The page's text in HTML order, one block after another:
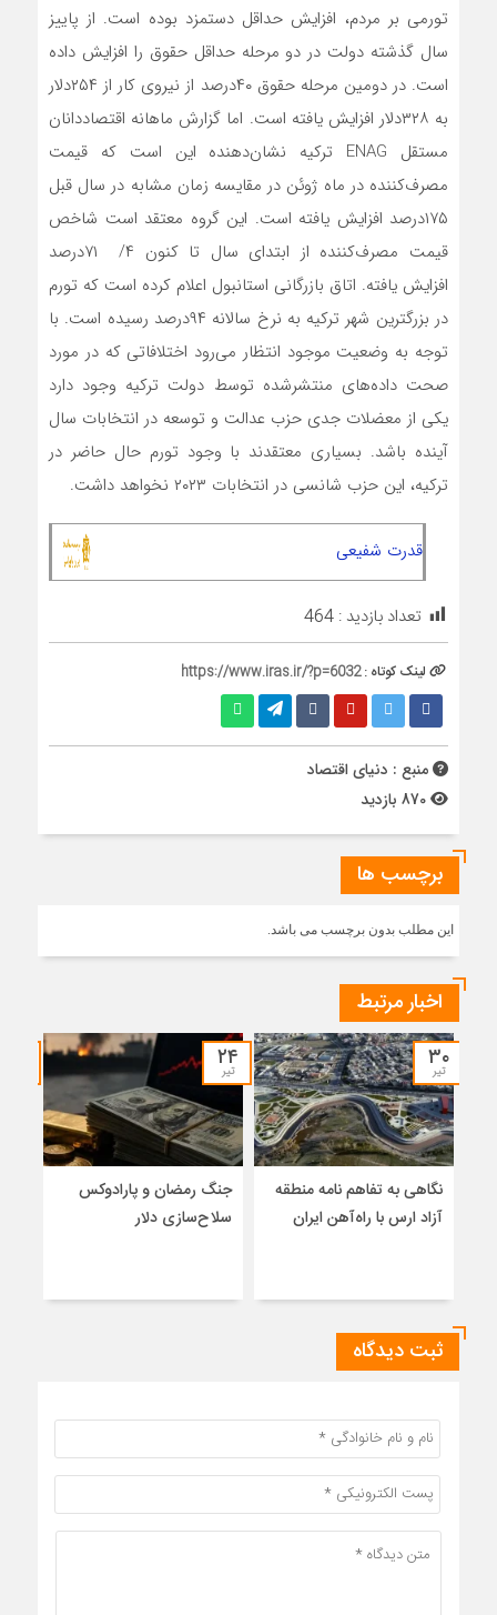
تورمی بر مردم، افزایش حداقل دستمزد بوده است. از پاییز
سال گذشته دولت در دو مرحله حداقل حقوق را افزایش داده
است. در دومین مرحله حقوق ۴۰درصد از نیروی کار از ۲۵۴دلار
به ۳۲۸دلار افزایش یافته است. اما گزارش ماهانه اقتصاددانان
مستقل ENAG ترکیه نشان‌دهنده این است که قیمت
مصرف‌کننده در ماه ژوئن در مقایسه زمان مشابه در سال قبل
۱۷۵درصد افزایش یافته است. این گروه معتقد است شاخص
قیمت مصرف‌کننده از ابتدای سال تا کنون ۴/ ۷۱درصد
افزایش یافته. اتاق بازرگانی استانبول اعلام کرده است که تورم
در بزرگترین شهر ترکیه به نرخ سالانه ۹۴درصد رسیده است. با
توجه به وضعیت موجود انتظار می‌رود اختلافاتی که در مورد
صحت داده‌های منتشر‌شده توسط دولت ترکیه وجود دارد
یکی از معضلات جدی حزب عدالت و توسعه در انتخابات سال
آینده باشد. بسیاری معتقدند با وجود تورم حال حاضر در
ترکیه، این حزب شانسی در انتخابات ۲۰۲۳ نخواهد داشت.
قدرت شفیعی
تعداد بازدید : 464
لینک کوتاه :https://www.iras.ir/?p=6032
منبع : دنیای اقتصاد
برچسب ها
این مطلب بدون برچسب می باشد.
اخبار مرتبط
۳۰
تیر
نگاهی به تفاهم نامه منطقه
آزاد ارس با راه‌آهن ایران
۲۴
تیر
جنگ رمضان و پارادوکس
سلاح‌سازی دلار
ثبت دیدگاه